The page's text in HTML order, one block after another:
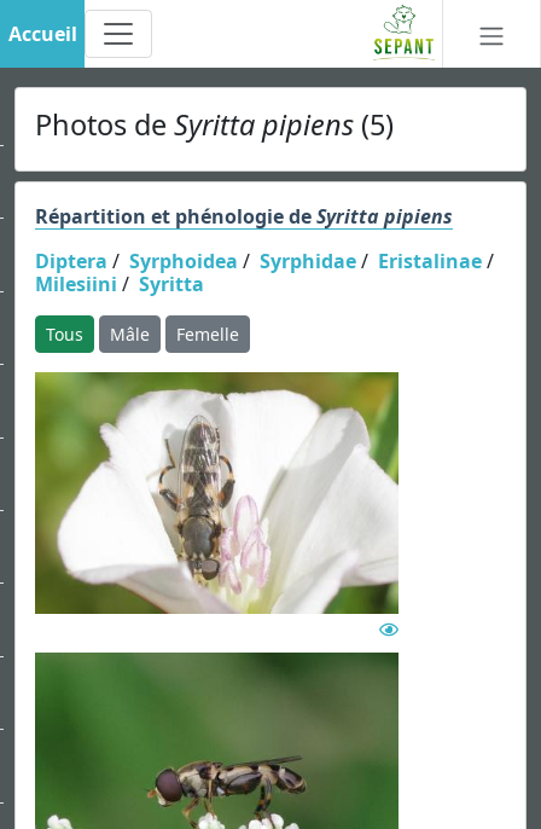
Accueil
Photos de Syritta pipiens (5)
Répartition et phénologie deSyritta pipiens
Diptera / Syrphoidea / Syrphidae/ Eristalinae/
Milesiini / Syritta
Tous Mâle Femelle